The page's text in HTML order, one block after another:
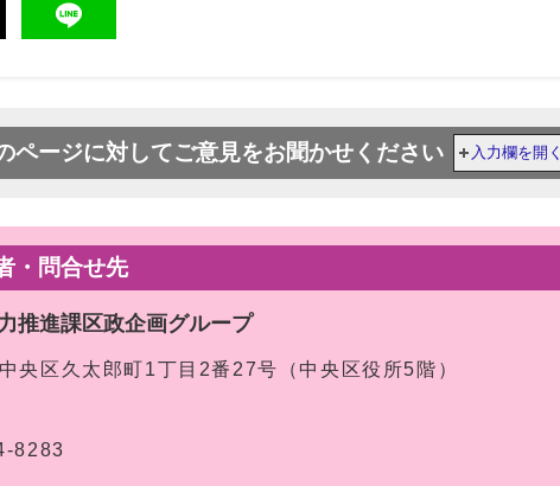
ページに対してご意見をお聞かせください 入力欄を開く
・問合せ先
推進課区政企画グループ
区久太郎町1丁目2番27号（中央区役所5階）
8283